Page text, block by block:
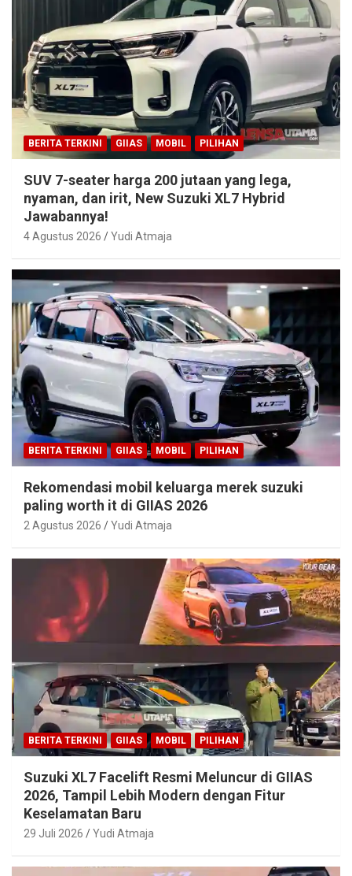
BERITA TERKINI GIIAS MOBIL PILIHAN
SUV 7-seater harga 200 jutaan yang lega,
nyaman, dan irit, New Suzuki XL7 Hybrid
Jawabannya!
4 Agustus 2026 Yudi Atmaja
BERITA TERKINI GIIAS MOBIL PILIHAN
Rekomendasi mobil keluarga merek suzuki
paling worth it di GIIAS 2026
2 Agustus 2026 Yudi Atmaja
BERITA TERKINI GIIAS MOBIL PILIHAN
Suzuki XL7 Facelift Resmi Meluncur di GIIAS
2026, Tampil Lebih Modern dengan Fitur
Keselamatan Baru
29 Juli 2026 Yudi Atmaja